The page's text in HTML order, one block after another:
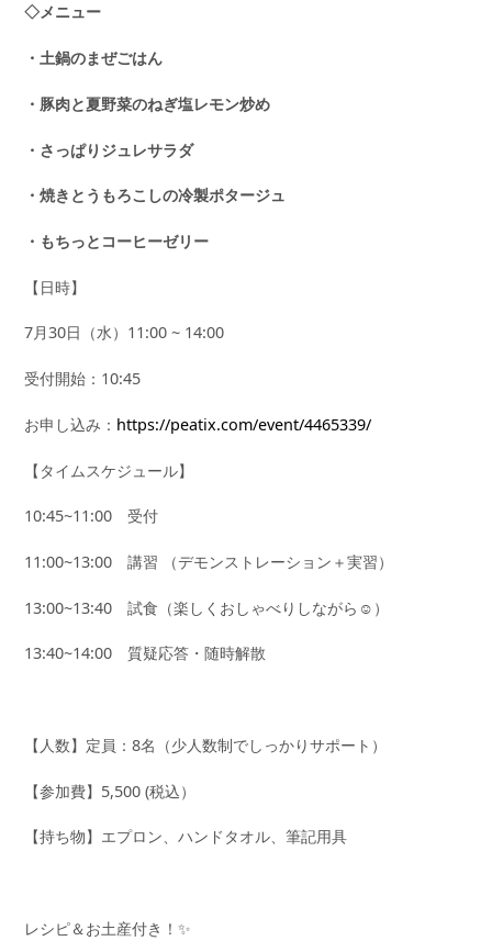
◇メニュー
・土鍋のまぜごはん
・豚肉と夏野菜のねぎ塩レモン炒め
・さっぱりジュレサラダ
・焼きとうもろこしの冷製ポタージュ
・もちっとコーヒーゼリー
【日時】
7月30日（水）11:00 ~ 14:00
受付開始：10:45
お申し込み： https://peatix.com/event/4465339/
【タイムスケジュール】
10:45~11:00 受付
11:00~13:00 講習 （デモンストレーション＋実習）
13:00~13:40 試食（楽しくおしゃべりしながら☺️）
13:40~14:00 質疑応答・随時解散
【人数】定員：8名（少人数制でしっかりサポート）
【参加費】5,500 (税込）
【持ち物】エプロン、ハンドタオル、筆記用具
レシピ＆お土産付き！✨